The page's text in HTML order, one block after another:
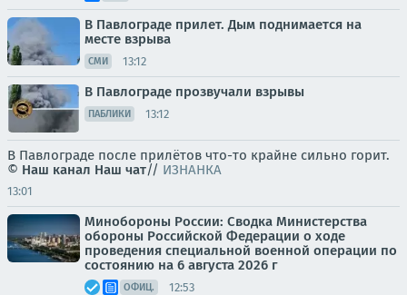
В Павлограде прилет. Дым поднимается на
месте взрыва
СМИ 13:12
В Павлограде прозвучали взрывы
ПАБЛИКИ 13:12
В Павлограде после прилётов что-то крайне сильно горит.
© Наш канал Наш чат// ИЗНАНКА
13:01
Минобороны России: Сводка Министерства
обороны Российской Федерации о ходе
проведения специальной военной операции по
состоянию на 6 августа 2026 г
ОФИЦ. 12:53